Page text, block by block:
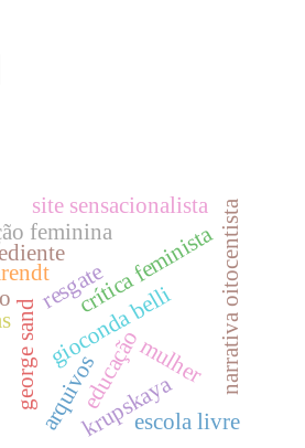
gioconda belli
george sand
crítica feministanarrativa oitocentista
educaçãomulher
krupskaya
feminina
resgate
site sensacionalista
arquivos escola livre